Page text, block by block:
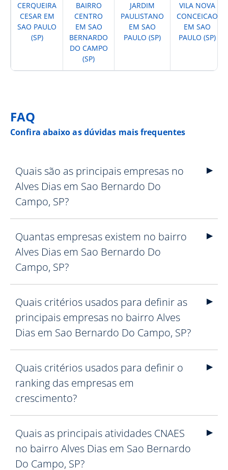
CERQUEIRA
CESAR EM
SAO PAULO
(SP)
BAIRRO
CENTRO
EM SAO
BERNARDO
DO CAMPO
(SP)
JARDIM
PAULISTANO
EM SAO
PAULO (SP)
VILA NOVA
CONCEICAO
EM SAO
PAULO (SP)
FAQ
Confira abaixo as dúvidas mais frequentes
Quais são as principais empresas no
Alves Dias em Sao Bernardo Do
Campo, SP?
Quantas empresas existem no bairro
Alves Dias em Sao Bernardo Do
Campo, SP?
Quais critérios usados para definir as
principais empresas no bairro Alves
Dias em Sao Bernardo Do Campo, SP?
Quais critérios usados para definir o
ranking das empresas em
crescimento?
Quais as principais atividades CNAES
no bairro Alves Dias em Sao Bernardo
Do Campo, SP?